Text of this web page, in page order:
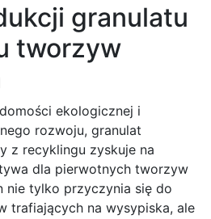
granulatu
tworzyw
ekologicznej i
rozwoju, granulat
z recyklingu zyskuje na
dla pierwotnych tworzyw
nie tylko przyczynia się do
trafiających na wysypiska, ale